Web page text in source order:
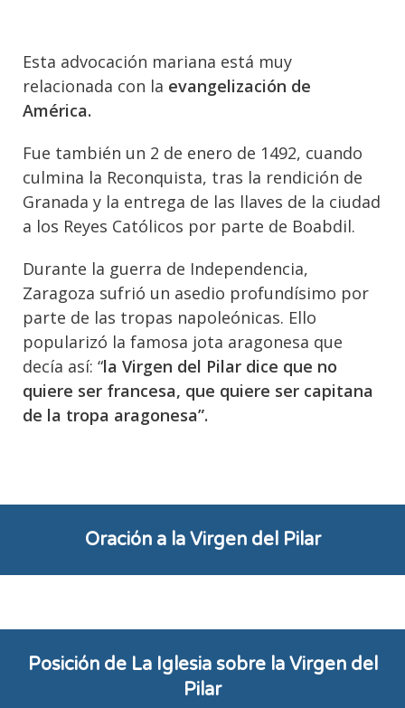
Esta advocación mariana está muy
relacionada con la evangelización de
América.
Fue también un 2 de enero de 1492, cuando
culmina la Reconquista, tras la rendición de
Granada y la entrega de las llaves de la ciudad
a los Reyes Católicos por parte de Boabdil.
Durante la guerra de Independencia,
Zaragoza sufrió un asedio profundísimo por
parte de las tropas napoleónicas. Ello
popularizó la famosa jota aragonesa que
decía así: “la Virgen del Pilar dice que no
quiere ser francesa, que quiere ser capitana
de la tropa aragonesa”.
Oración a la Virgen del Pilar
Posición de La Iglesia sobre la Virgen del
Pilar